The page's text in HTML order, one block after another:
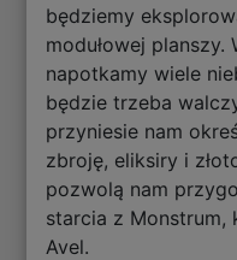
będziemy
modułowej
napotkamy wiele
będzie trzeba
przyniesie nam
zbroję, eliksiry i
pozwolą nam
starcia z Monstrum,
Avel.